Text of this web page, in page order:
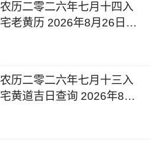
农历二零二六年七月十四入
宅老黄历 2026年8月26日黄
农历二零二六年七月十三入
宅黄道吉日查询 2026年8月